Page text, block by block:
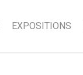
EXPOSITIONS